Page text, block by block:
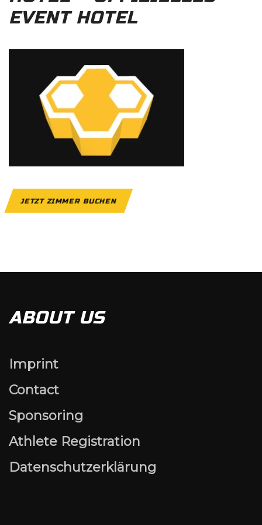
EVENT HOTEL
JETZT ZIMMER BUCHEN
ABOUT US
Imprint
Contact
Sponsoring
Athlete Registration
Datenschutzerklärung